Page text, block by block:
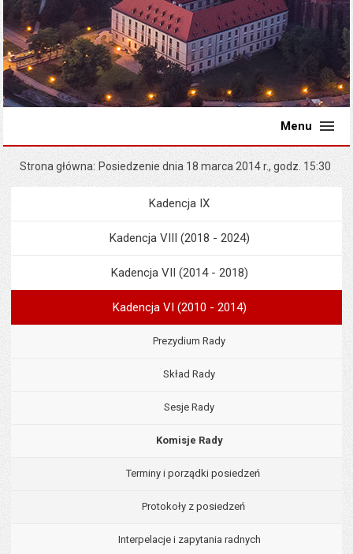
Menu
Strona główna Posiedzenie dnia 18 marca 2014 r., godz. 15:30
Menu
Kadencja IX
Kadencja VIII (2018 - 2024)
Kadencja VII (2014 - 2018)
Kadencja VI (2010 - 2014)
Prezydium Rady
Skład Rady
Sesje Rady
Komisje Rady
Terminy i porządki posiedzeń
Protokoły z posiedzeń
Interpelacje i zapytania radnych